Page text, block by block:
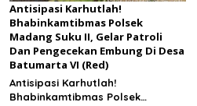
Antisipasi Karhutlah!
Bhabinkamtibmas Polsek
Madang Suku II, Gelar Patroli
Dan Pengecekan Embung Di Desa
Batumarta VI (Red)
Antisipasi Karhutlah!
Bhabinkamtibmas Polsek